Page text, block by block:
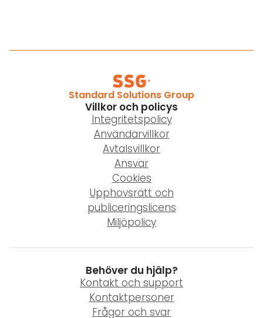
Standard Solutions Group
Villkor och policys
Integritetspolicy
Användarvillkor
Avtalsvillkor
Ansvar
Cookies
Upphovsrätt och
publiceringslicens
Miljöpolicy
Behöver du hjälp?
Kontakt och support
Kontaktpersoner
Frågor och svar